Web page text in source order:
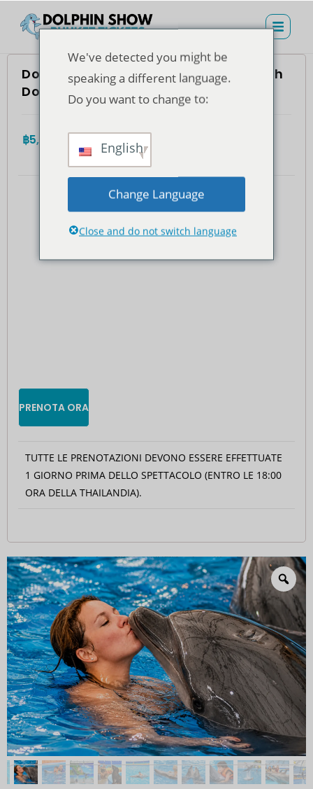
Dolphins Bay Phuket – Swimming With
Dolphin Ticket (Foreigners)
฿5,600.00
PRENOTA ORA
TUTTE LE PRENOTAZIONI DEVONO ESSERE EFFETTUATE
1 GIORNO PRIMA DELLO SPETTACOLO (ENTRO LE 18:00
ORA DELLA THAILANDIA).
We've detected you might be
speaking a different language.
Do you want to change to:
English
Change Language
Close and do not switch language